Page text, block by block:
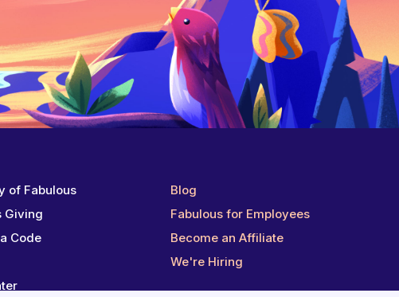
of Fabulous
Giving
Code
Blog
Fabulous for Employees
Become an Affiliate
We're Hiring